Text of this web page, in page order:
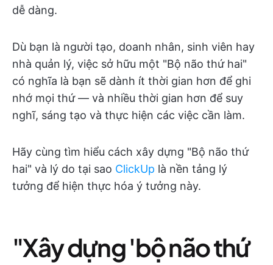
dễ dàng.
Dù bạn là người tạo, doanh nhân, sinh viên hay
nhà quản lý, việc sở hữu một "Bộ não thứ hai"
có nghĩa là bạn sẽ dành ít thời gian hơn để ghi
nhớ mọi thứ — và nhiều thời gian hơn để suy
nghĩ, sáng tạo và thực hiện các việc cần làm.
Hãy cùng tìm hiểu cách xây dựng "Bộ não thứ
hai" và lý do tại sao ClickUp là nền tảng lý
tưởng để hiện thực hóa ý tưởng này.
"Xây dựng 'bộ não thứ